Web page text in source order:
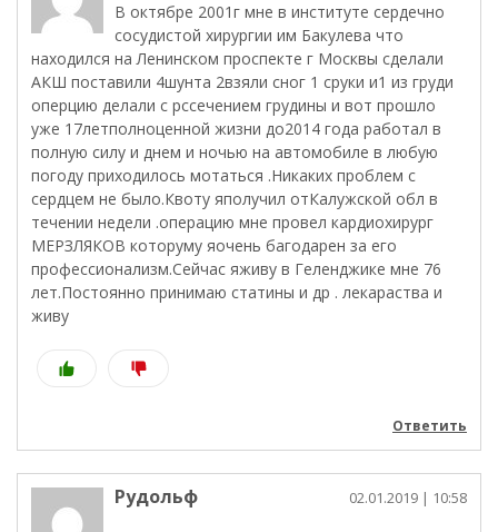
В октябре 2001г мне в институте сердечно
сосудистой хирургии им Бакулева что
находился на Ленинском проспекте г Москвы сделали
АКШ поставили 4шунта 2взяли сног 1 сруки и1 из груди
оперцию делали с рссечением грудины и вот прошло
уже 17летполноценной жизни до2014 года работал в
полную силу и днем и ночью на автомобиле в любую
погоду приходилось мотаться .Никаких проблем с
сердцем не было.Квоту яполучил отКалужской обл в
течении недели .операцию мне провел кардиохирург
МЕРЗЛЯКОВ которуму яочень багодарен за его
профессионализм.Сейчас яживу в Геленджике мне 76
лет.Постоянно принимаю статины и др . лекараства и
живу
Ответить
Рудольф 02.01.2019 | 10:58